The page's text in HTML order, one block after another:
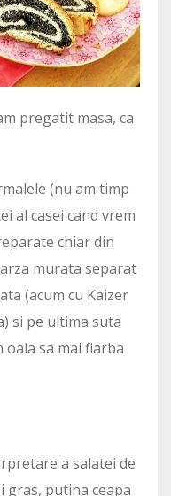
pregatit masa, ca
(nu am timp
al casei cand vrem
chiar din
murata separat
(acum cu Kaizer
si pe ultima suta
oala sa mai fiarba
a salatei de
gras, putina ceapa